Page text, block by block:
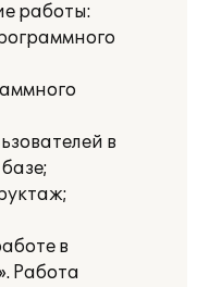
работы:
в
в
Работа